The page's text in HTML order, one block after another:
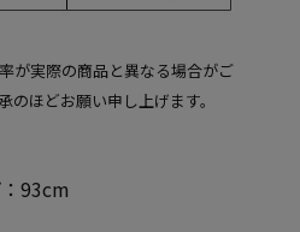
が実際の商品と異なる場合がご
ほどお願い申し上げます。
93cm